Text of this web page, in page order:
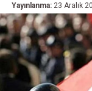
Yayınlanma: 23 Aralık